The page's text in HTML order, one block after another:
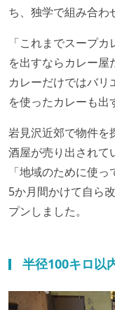
ち、独学で組み合わ
「これまでスープ
を出すならカレー
カレーだけではバリ
を使ったカレーも出
岩見沢近郊で物件を
酒屋が売り出されて
「地域のために使
5か月間かけて自ら
プンしました。
半径100キロ以